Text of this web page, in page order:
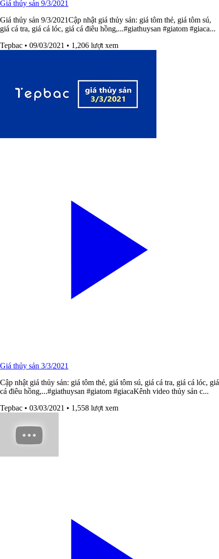
Giá thủy sản 9/3/2021
Giá thủy sản 9/3/2021Cập nhật giá thủy sản: giá tôm thẻ, giá tôm sú,
giá cá tra, giá cá lóc, giá cá điêu hồng,...#giathuysan​​ #giatom​​ #giaca​​...
Tepbac • 09/03/2021 • 1,206 lượt xem
Giá thủy sản 3/3/2021
Cập nhật giá thủy sản: giá tôm thẻ, giá tôm sú, giá cá tra, giá cá lóc, giá
cá điêu hồng,...#giathuysan​​ #giatom​​ #giaca​​Kênh video thủy sản c...
Tepbac • 03/03/2021 • 1,558 lượt xem